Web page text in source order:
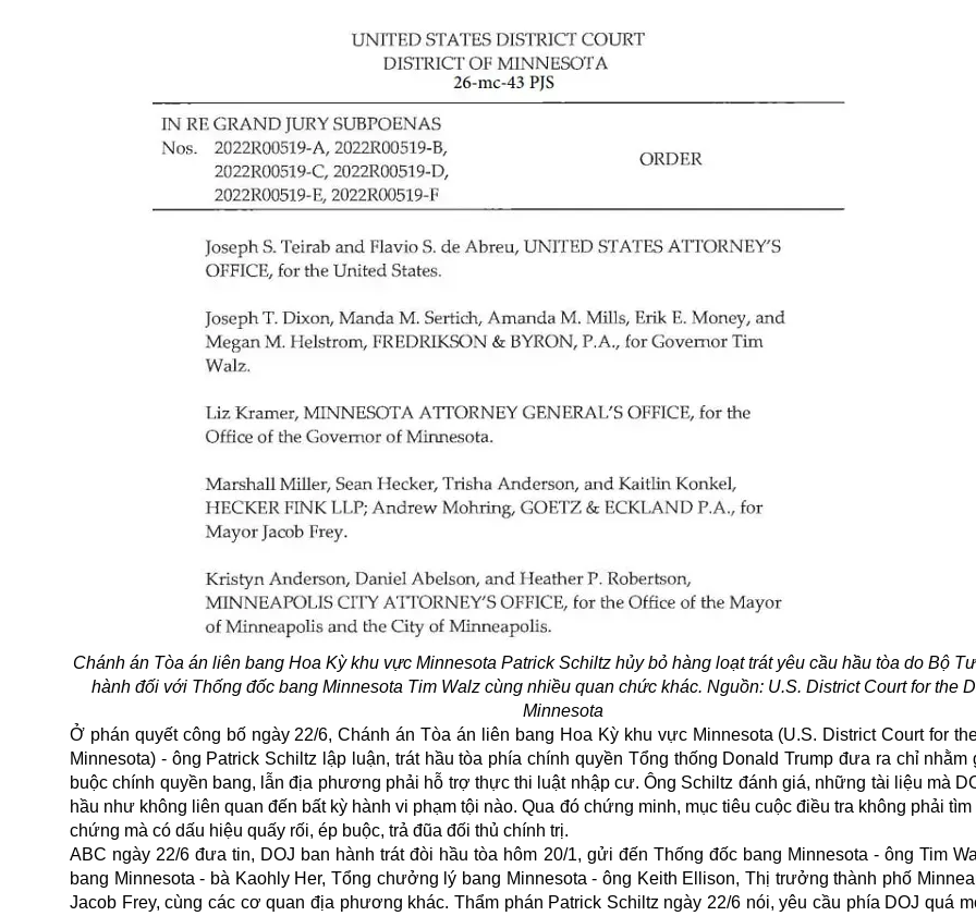
Chánh án Tòa án liên bang Hoa Kỳ khu vực Minnesota Patrick Schiltz hủy bỏ hàng loạt trát yêu cầu hầu tòa do Bộ
hành đối với Thống đốc bang Minnesota Tim Walz cùng nhiều quan chức khác. Nguồn: U.S. District Court for the
Minnesota
Ở phán quyết công bố ngày 22/6, Chánh án Tòa án liên bang Hoa Kỳ khu vực Minnesota (U.S. District Court for
Minnesota) - ông Patrick Schiltz lập luận, trát hầu tòa phía chính quyền Tổng thống Donald Trump đưa ra chỉ nhằm
buộc chính quyền bang, lẫn địa phương phải hỗ trợ thực thi luật nhập cư. Ông Schiltz đánh giá, những tài liệu mà
hầu như không liên quan đến bất kỳ hành vi phạm tội nào. Qua đó chứng minh, mục tiêu cuộc điều tra không phải tìm
chứng mà có dấu hiệu quấy rối, ép buộc, trả đũa đối thủ chính trị.
ABC ngày 22/6 đưa tin, DOJ ban hành trát đòi hầu tòa hôm 20/1, gửi đến Thống đốc bang Minnesota - ông Tim
bang Minnesota - bà Kaohly Her, Tổng chưởng lý bang Minnesota - ông Keith Ellison, Thị trưởng thành phố
Jacob Frey, cùng các cơ quan địa phương khác. Thẩm phán Patrick Schiltz ngày 22/6 nói, yêu cầu phía DOJ quá